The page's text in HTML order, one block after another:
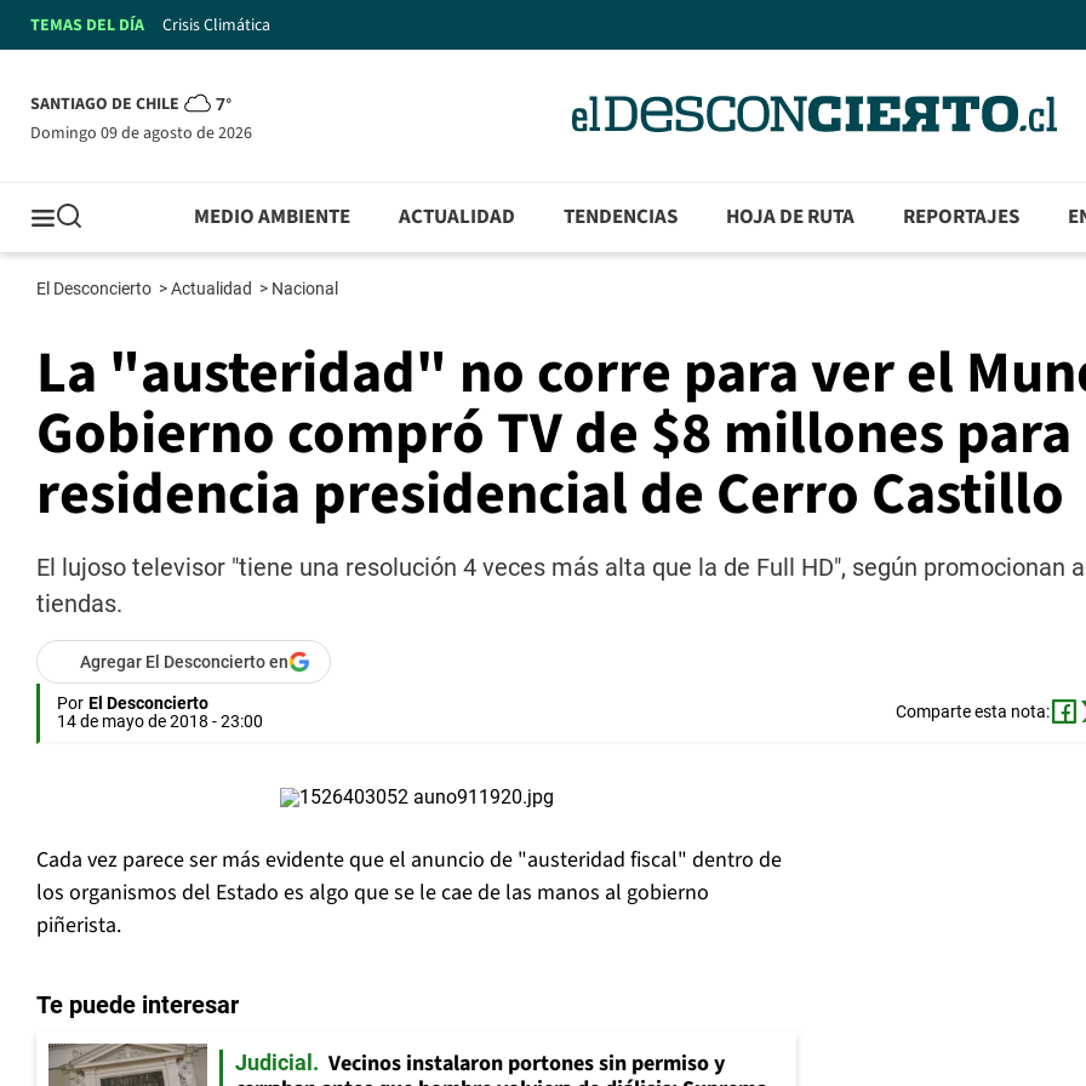
TEMAS DEL DÍA Crisis Climática
SANTIAGO DE CHILE 7°
domingo 09 de agosto de 2026
MEDIO AMBIENTE ACTUALIDAD TENDENCIAS HOJA DE RUTA REPORTAJES
El Desconcierto >Actualidad > Nacional
La "austeridad" no corre para ver el
Gobierno compró TV de $8 millones para
residencia presidencial de Cerro Castillo
El lujoso televisor "tiene una resolución 4 veces más alta que la de Full HD", según promocionan
tiendas.
Agregar El Desconcierto en
Por El Desconcierto
14 de mayo de 2018 - 23:00
Comparte esta nota:
Cada vez parece ser más evidente que el anuncio de "austeridad fiscal" dentro de
los organismos del Estado es algo que se le cae de las manos al gobierno
piñerista.
Te puede interesar
Judicial
Vecinos instalaron portones sin permiso y